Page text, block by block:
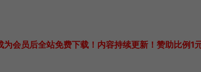
为会员后全站免费下载！内容持续更新！赞助比例